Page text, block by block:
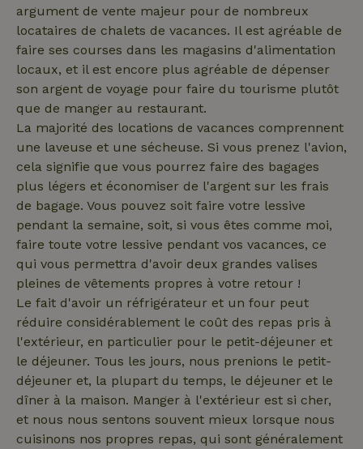
argument de vente majeur pour de nombreux
locataires de chalets de vacances. Il est agréable de
faire ses courses dans les magasins d'alimentation
locaux, et il est encore plus agréable de dépenser
son argent de voyage pour faire du tourisme plutôt
que de manger au restaurant.
La majorité des locations de vacances comprennent
une laveuse et une sécheuse. Si vous prenez l'avion,
cela signifie que vous pourrez faire des bagages
plus légers et économiser de l'argent sur les frais
de bagage. Vous pouvez soit faire votre lessive
pendant la semaine, soit, si vous êtes comme moi,
faire toute votre lessive pendant vos vacances, ce
qui vous permettra d'avoir deux grandes valises
pleines de vêtements propres à votre retour !
Le fait d'avoir un réfrigérateur et un four peut
réduire considérablement le coût des repas pris à
l'extérieur, en particulier pour le petit-déjeuner et
le déjeuner. Tous les jours, nous prenions le petit-
déjeuner et, la plupart du temps, le déjeuner et le
dîner à la maison. Manger à l'extérieur est si cher,
et nous nous sentons souvent mieux lorsque nous
cuisinons nos propres repas, qui sont généralement
mois
utilisé par
Google
Analytics
pour
l'état de la
session.
IDE
Google LLC
.doubleclick.net
1 an
Ce cookie
est défini
par
et fournit
des
informations
sur la
manière
final utilise
le site Web
et sur toute
publicité
l'utilisateur
final a pu
voir avant
de visiter
Web.
_nhftconstraint_open-gds-
www.maisonnature.fr
_nhftconstraint_term-
search
www.maisonnature.fr
.challenges.cloudflare.com